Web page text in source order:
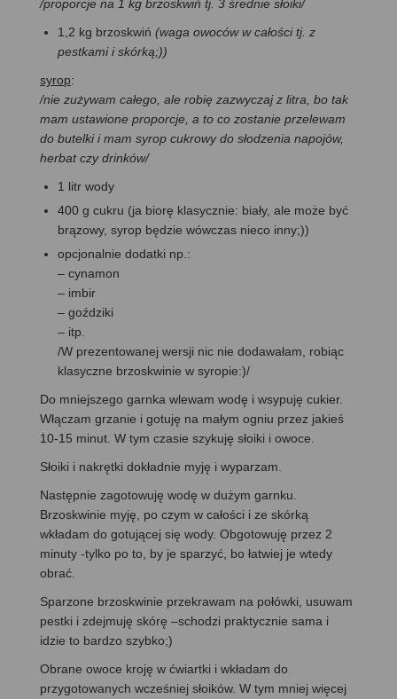
/proporcje na 1 kg brzoskwiń tj. 3 średnie słoiki/
1,2 kg brzoskwiń (waga owoców w całości tj. z
pestkami i skórką;))
syrop:
/nie zużywam całego, ale robię zazwyczaj z litra, bo tak
mam ustawione proporcje, a to co zostanie przelewam
do butelki i mam syrop cukrowy do słodzenia napojów,
herbat czy drinków/
1 litr wody
400 g cukru (ja biorę klasycznie: biały, ale może być
brązowy, syrop będzie wówczas nieco inny;))
opcjonalnie dodatki np.:
– cynamon
– imbir
– goździki
– itp.
/W prezentowanej wersji nic nie dodawałam, robiąc
klasyczne brzoskwinie w syropie:)/
Do mniejszego garnka wlewam wodę i wsypuję cukier.
Włączam grzanie i gotuję na małym ogniu przez jakieś
10-15 minut. W tym czasie szykuję słoiki i owoce.
Słoiki i nakrętki dokładnie myję i wyparzam.
Następnie zagotowuję wodę w dużym garnku.
Brzoskwinie myję, po czym w całości i ze skórką
wkładam do gotującej się wody. Obgotowuję przez 2
minuty -tylko po to, by je sparzyć, bo łatwiej je wtedy
obrać.
Sparzone brzoskwinie przekrawam na połówki, usuwam
pestki i zdejmuję skórę –schodzi praktycznie sama i
idzie to bardzo szybko;)
Obrane owoce kroję w ćwiartki i wkładam do
przygotowanych wcześniej słoików. W tym mniej więcej